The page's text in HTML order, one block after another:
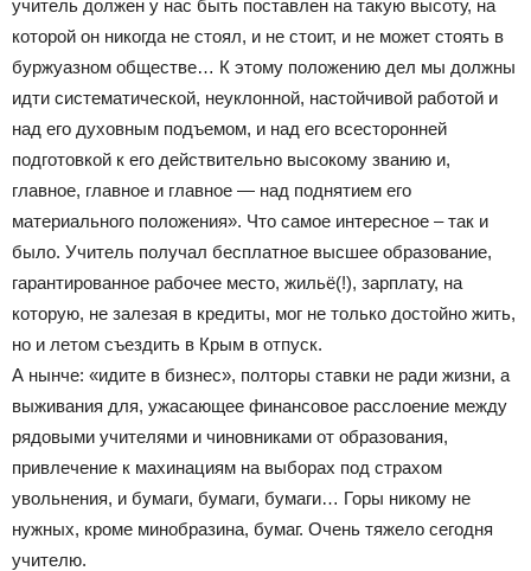
учитель должен у нас быть поставлен на такую высоту, на
которой он никогда не стоял, и не стоит, и не может стоять в
буржуазном обществе… К этому положению дел мы должны
идти систематической, неуклонной, настойчивой работой и
над его духовным подъемом, и над его всесторонней
подготовкой к его действительно высокому званию и,
главное, главное и главное — над поднятием его
материального положения». Что самое интересное – так и
было. Учитель получал бесплатное высшее образование,
гарантированное рабочее место, жильё(!), зарплату, на
которую, не залезая в кредиты, мог не только достойно жить,
но и летом съездить в Крым в отпуск.
А нынче: «идите в бизнес», полторы ставки не ради жизни, а
выживания для, ужасающее финансовое расслоение между
рядовыми учителями и чиновниками от образования,
привлечение к махинациям на выборах под страхом
увольнения, и бумаги, бумаги, бумаги… Горы никому не
нужных, кроме минобразина, бумаг. Очень тяжело сегодня
учителю.